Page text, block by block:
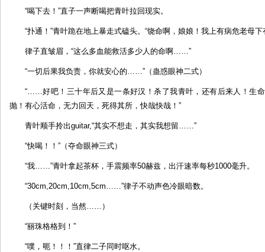
“喝下去！”直子一声断喝把青叶拉回现实。
“扑通！”青叶跪在地上暴走式磕头。“饶命啊，娘娘！我上有病危老母
律子直皱眉，“这么多血能救活多少人的命啊……”
“一切后果我负责，你就安心的……”（蛊惑眼神二式）
“……好吧！三十年后又是一条好汉！杀了我青叶，还有后来人！生
抛！有心活命，无力回天，死得其所，快哉快哉！”
青叶顺手拎出guitar,“其实不想走，其实我想留……”
“快喝！！”（夺命眼神三式）
“我……”青叶拿起茶杯，手震频率50赫兹，出汗速率每秒1000毫升。
“30cm,20cm,10cm,5cm……”律子不动声色冷眼暗数。
（关键时刻，当然……）
“丽珠格格到！”
“噗，呃！！！”直律二子同时呕水。